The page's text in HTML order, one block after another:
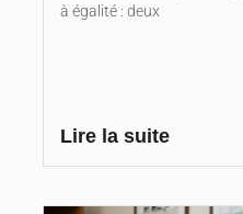
à égalité : deux
Lire la suite